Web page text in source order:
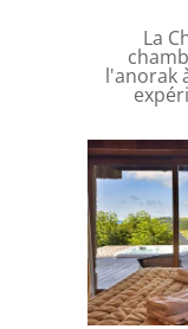
La
l'anorak